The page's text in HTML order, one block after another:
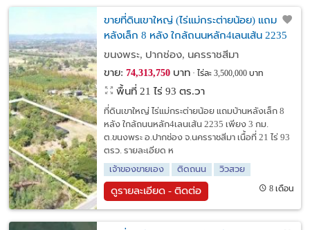
ขายที่ดินเขาใหญ่ (ไร่แม่กระต่ายน้อย) แถมบ้าน
หลังเล็ก 8 หลัง ใกล้ถนนหลัก4เลนเส้น 2235
เพียง 3 กม.
ขนงพระ, ปากช่อง, นครราชสีมา
ขาย: 74,313,750บาท ไร่ละ 3,500,000 บาท
พื้นที่ 21 ไร่ 93 ตร.วา
ที่ดินเขาใหญ่ ไร่แม่กระต่ายน้อย แถมบ้านหลังเล็ก 8
หลัง ใกล้ถนนหลัก4เลนเส้น 2235 เพียง 3 กม.
ต.ขนงพระ อ.ปากช่อง จ.นครราชสีมา เนื้อที่ 21 ไร่ 93
ตรว. รายละเอียด ห
เจ้าของขายเอง
ติดถนน วิวสวย
ดูรายละเอียด - ติดต่อ 8 เดือน